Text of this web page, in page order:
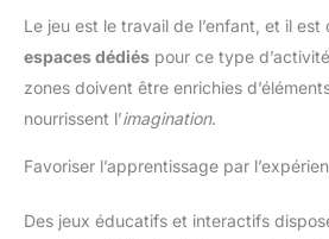
Le jeu est le travail de l’enfant, et il
espaces dédiés pour ce type
zones doivent être enrichies
nourrissent l’imagination.
Favoriser l’apprentissage par
Des jeux éducatifs et interactifs